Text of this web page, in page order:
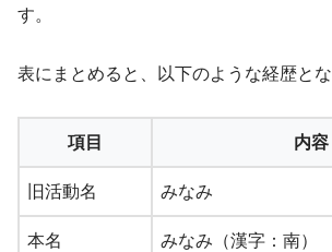
す。
表にまとめると、以下のような経歴とな
項目 内容
旧活動名 みなみ
本名 みなみ（漢字：南）